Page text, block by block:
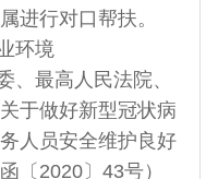
进行对口帮扶。
环境
、最高人民法院、
于做好新型冠状病
人员安全维护良好
〔2020〕43号）